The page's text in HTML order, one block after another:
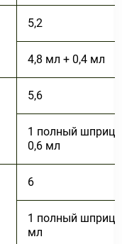
5,2
4,8 мл + 0,4 мл
5,6
1 полный шприц
0,6 мл
6
1 полный шприц
мл